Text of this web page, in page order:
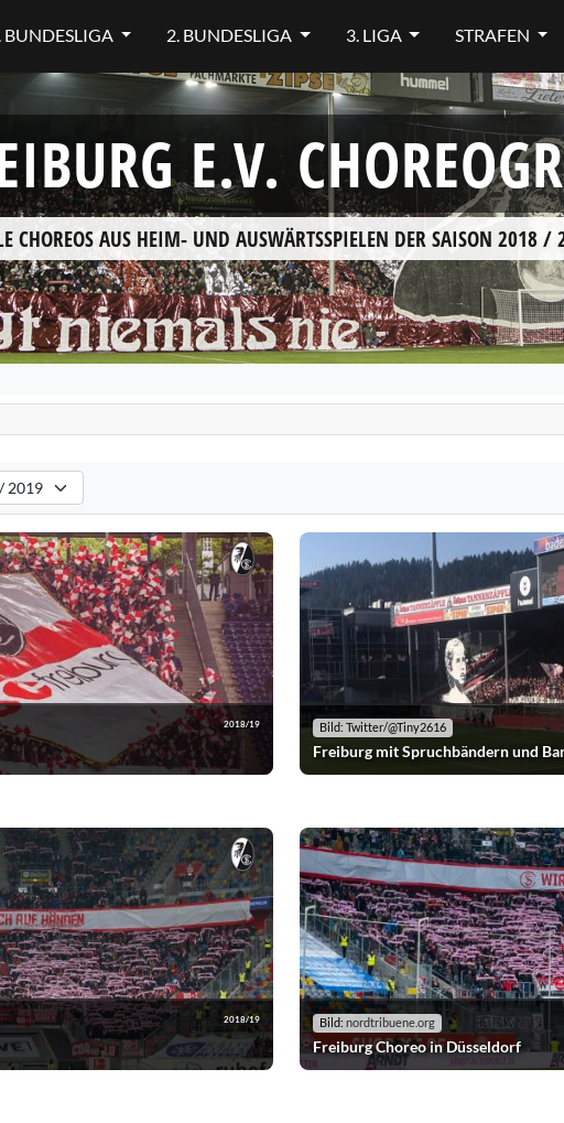
BUNDESLIGA 2. BUNDESLIGA 3. LIGA STRAFEN
E.V.
CHOREOS AUS HEIM- UND AUSWÄRTSSPIELEN DER SAISON 2018 /
Standard: alle Vereine anzeigen.
Choreografien nach der ausgewählten Saison. Standard: alle Saisons anzeigen.
2018/19 Bild: Twitter/@Tiny2616
Freiburg mit Spruchbändern und
2018/19 Bild: nordtribuene.org
Freiburg Choreo in Düsseldorf